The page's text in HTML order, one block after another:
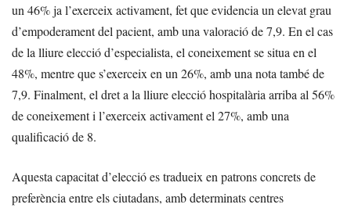
un 46% ja l’exerceix activament, fet que evidencia un elevat grau
d’empoderament del pacient, amb una valoració de 7,9. En el cas
de la lliure elecció d’especialista, el coneixement se situa en el
48%, mentre que s’exerceix en un 26%, amb una nota també de
7,9. Finalment, el dret a la lliure elecció hospitalària arriba al 56%
de coneixement i l’exerceix activament el 27%, amb una
qualificació de 8.
Aquesta capacitat d’elecció es tradueix en patrons concrets de
preferència entre els ciutadans, amb determinats centres